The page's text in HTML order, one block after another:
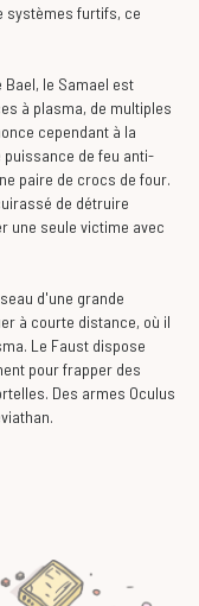
systèmes furtifs, ce
le Samael est
à plasma, de multiples
cependant à la
puissance de feu anti-
paire de crocs de four.
de détruire
une seule victime avec
d'une grande
à courte distance, où il
Le Faust dispose
pour frapper des
Des armes Oculus